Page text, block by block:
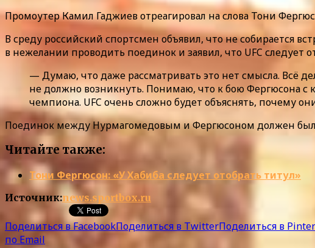
Промоутер Камил Гаджиев отреагировал на слова Тони
В среду российский спортсмен объявил, что не собирается
в нежелании проводить поединок и заявил, что UFC следует
— Думаю, что даже рассматривать это нет смысла. Всё
не должно возникнуть. Понимаю, что к бою Фергюсона с
чемпиона. UFC очень сложно будет объяснять, почему
Поединок между Нурмагомедовым и Фергюсоном должен
Читайте также:
Тони Фергюсон: «У Хабиба следует отобрать титул»
Источник:news.sportbox.ru
Поделиться в FacebookПоделиться в TwitterПоделиться в
по Email